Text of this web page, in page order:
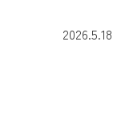
2026.5.18